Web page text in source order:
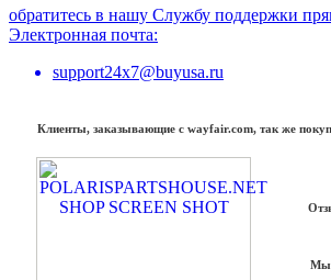
обратитесь в нашу Службу поддержки
Электронная почта:
support24x7@buyusa.ru
Клиенты, заказывающие с wayfair.com, так же
Мы